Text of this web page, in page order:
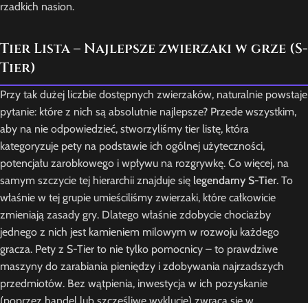
rzadkich nasion.
Tier Lista – Najlepsze zwierzaki w grze (S-
Tier)
Przy tak dużej liczbie dostępnych zwierzaków, naturalnie powstaje
pytanie: które z nich są absolutnie najlepsze? Przede wszystkim,
aby na nie odpowiedzieć, stworzyliśmy tier listę, która
kategoryzuje pety na podstawie ich ogólnej użyteczności,
potencjału zarobkowego i wpływu na rozgrywkę. Co więcej, na
samym szczycie tej hierarchii znajduje się legendarny S-Tier. To
właśnie w tej grupie umieściliśmy zwierzaki, które całkowicie
zmieniają zasady gry. Dlatego właśnie zdobycie chociażby
jednego z nich jest kamieniem milowym w rozwoju każdego
gracza. Pety z S-Tier to nie tylko pomocnicy – to prawdziwe
maszyny do zarabiania pieniędzy i zdobywania najrzadszych
przedmiotów. Bez wątpienia, inwestycja w ich pozyskanie